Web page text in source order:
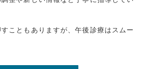
こともありますが、午後診療はスムー